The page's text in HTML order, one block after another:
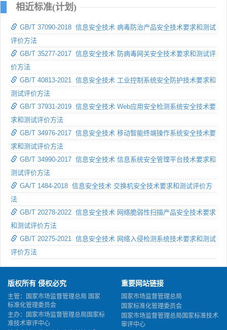
相近标准(计划)
GB/T 37090-2018 信息安全技术 病毒防治产品安全技术要求和测试
评价方法
GB/T 35277-2017 信息安全技术 防病毒网关安全技术要求和测试评
价方法
GB/T 40813-2021 信息安全技术 工业控制系统安全防护技术要求和
测试评价方法
GB/T 37931-2019 信息安全技术 Web应用安全检测系统安全技术要
求和测试评价方法
GB/T 34976-2017 信息安全技术 移动智能终端操作系统安全技术要
求和测试评价方法
GB/T 34990-2017 信息安全技术 信息系统安全管理平台技术要求和
测试评价方法
GA/T 1484-2018 信息安全技术 交换机安全技术要求和测试评价方
法
GB/T 20278-2022 信息安全技术 网络脆弱性扫描产品安全技术要求
和测试评价方法
GB/T 20275-2021 信息安全技术 网络入侵检测系统技术要求和测试
评价方法
版权所有 侵权必究
主管：国家市场监督管理总局 国家
标准化管理委员会
主办：国家市场监督管理总局国家标
准技术审评中心
重要网站链接
国家市场监督管理总局
国家标准化管理委员会
国家市场监督管理总局国家标准技术
审评中心